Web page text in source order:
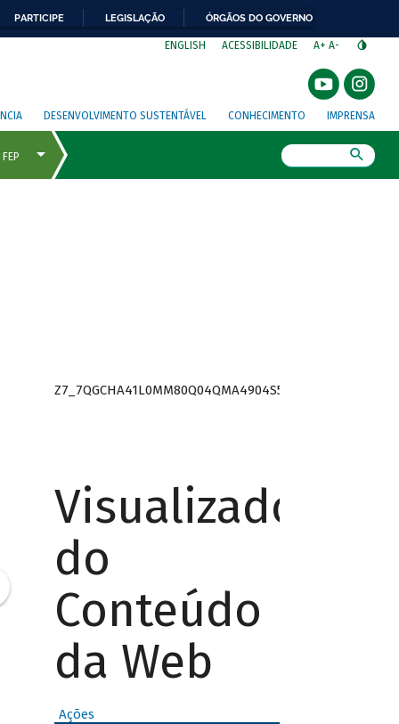
PARTICIPE LEGISLAÇÃO ÓRGÃOS DO GOVERNO
ENGLISH ACESSIBILIDADE A+ A-
DESENVOLVIMENTO SUSTENTÁVEL CONHECIMENTO IMPRENSA
Z7_7QGCHA41L0MM80Q04QMA4904S5
Visualizador
do
Conteúdo
da Web
Ações